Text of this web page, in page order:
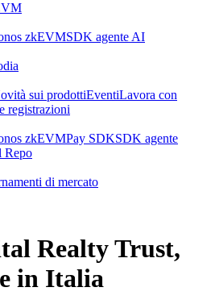
zkEVMSDK agente AI
sui prodottiEventiLavora con
registrazioni
zkEVMPay SDKSDK agente
Repo
di mercato
Realty Trust,
in Italia